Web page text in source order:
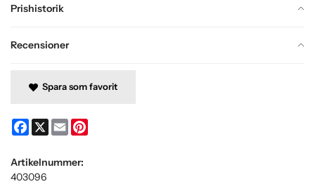
Prishistorik
Recensioner
Spara som favorit
Facebook
X Email
Artikelnummer:
403096